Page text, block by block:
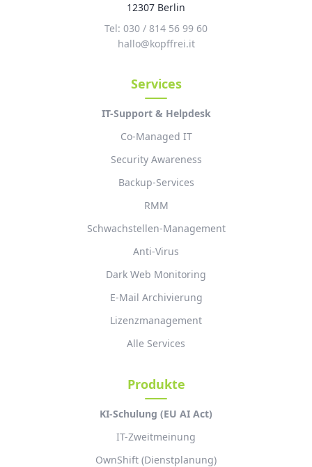
12307 Berlin
Tel: 030 / 814 56 99 60
hallo@kopffrei.it
Services
IT-Support & Helpdesk
Co-Managed IT
Security Awareness
Backup-Services
RMM
Schwachstellen-Management
Anti-Virus
Dark Web Monitoring
E-Mail Archivierung
Lizenzmanagement
Alle Services
Produkte
KI-Schulung (EU AI Act)
IT-Zweitmeinung
OwnShift (Dienstplanung)